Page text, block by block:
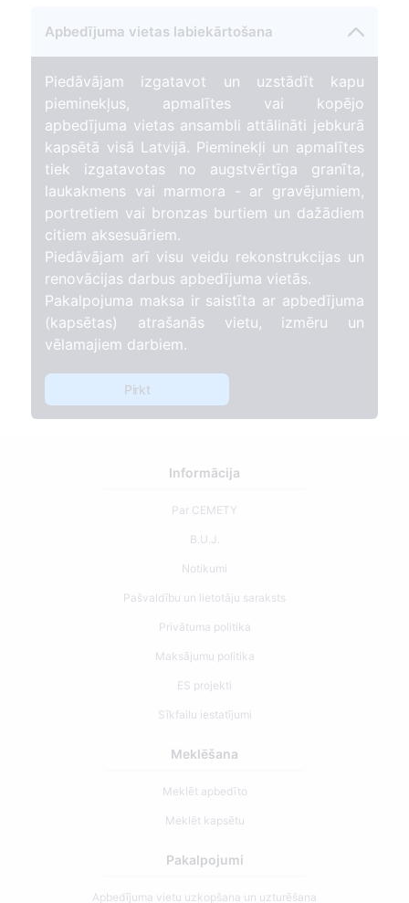
Apbedījuma vietas labiekārtošana
Piedāvājam izgatavot un uzstādīt kapu
pieminekļus, apmalītes vai kopējo
apbedījuma vietas ansambli attālināti jebkurā
kapsētā visā Latvijā. Pieminekļi un apmalītes
tiek izgatavotas no augstvērtīga granīta,
laukakmens vai marmora - ar gravējumiem,
portretiem vai bronzas burtiem un dažādiem
citiem aksesuāriem.
Piedāvājam arī visu veidu rekonstrukcijas un
renovācijas darbus apbedījuma vietās.
Pakalpojuma maksa ir saistīta ar apbedījuma
(kapsētas) atrašanās vietu, izmēru un
vēlamajiem darbiem.
Pirkt
Informācija
Par CEMETY
B.U.J.
Notikumi
Pašvaldību un lietotāju saraksts
Privātuma politika
Maksājumu politika
ES projekti
Sīkfailu iestatījumi
Meklēšana
Meklēt apbedīto
Meklēt kapsētu
Pakalpojumi
Apbedījuma vietu uzkopšana un uzturēšana